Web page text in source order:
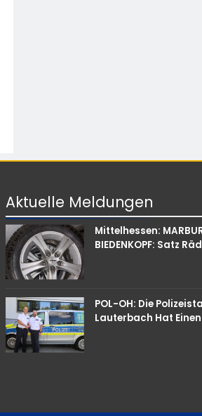
Aktuelle Meldungen
Mittelhessen:
BIEDENKOPF: Satz
POL-OH: Die
Lauterbach Hat